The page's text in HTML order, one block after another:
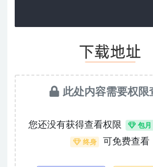
此处内容需要权限
您还没有获得查看权限 包月
终身 可免费查看